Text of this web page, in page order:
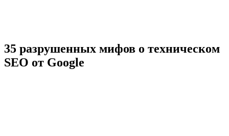
35 разрушенных мифов о техническом
SEO от Google